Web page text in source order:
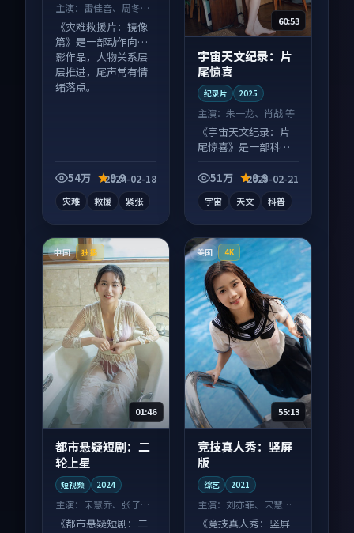
主演： 雷佳音、周冬雨
等
《灾难救援片：镜像
篇》是一部动作向电
影作品，人物关系层
层推进，尾声常有情
绪落点。
54万 9.9
2024-02-18
灾难 救援 紧张
60:53
宇宙天文纪录：片
尾惊喜
纪录片 2025
主演：朱一龙、肖战 等
《宇宙天文纪录：片
尾惊喜》是一部科幻
质感在线，配乐与镜
51万 9.9
2025-02-21
宇宙 天文 科普
中国 独播
01:46
都市悬疑短剧：二
轮上星
短视频 2024
主演： 宋慧乔、张子枫
等
《都市悬疑短剧：二
美国 4K
55:13
竞技真人秀：竖屏
版
综艺 2021
主演： 刘亦菲、宋慧乔
等
《竞技真人秀：竖屏